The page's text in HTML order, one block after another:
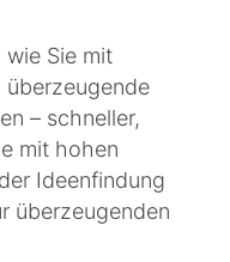
wie Sie mit
überzeugende
– schneller,
mit hohen
Ideenfindung
überzeugenden